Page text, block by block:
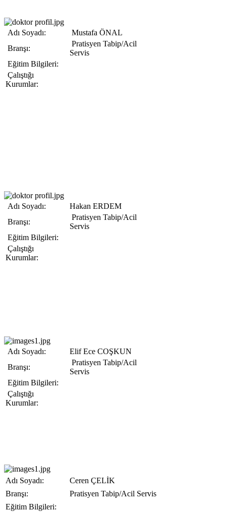
Adı Soyadı:
Mustafa ÖNAL
Branşı:
Pratisyen Tabip/Acil
Servis
Eğitim Bilgileri:
Çalıştığı
Kurumlar:
Adı Soyadı:
Hakan ERDEM
Branşı:
Pratisyen Tabip/Acil
Servis
Eğitim Bilgileri:
Çalıştığı
Kurumlar:
Adı Soyadı:
Elif Ece COŞKUN
Branşı:
Pratisyen Tabip/Acil
Servis
Eğitim Bilgileri:
Çalıştığı
Kurumlar:
Adı Soyadı:
Ceren ÇELİK
Branşı:
Pratisyen Tabip/Acil Servis
Eğitim Bilgileri: